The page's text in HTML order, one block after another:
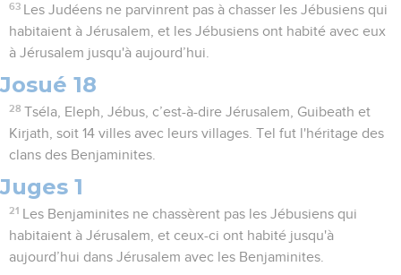
63
Les Judéens ne parvinrent pas à chasser les Jébusiens qui
habitaient à Jérusalem, et les Jébusiens ont habité avec eux
à Jérusalem jusqu'à aujourd’hui.
Josué 18
28 Tséla, Eleph, Jébus, c’est-à-dire Jérusalem, Guibeath et
Kirjath, soit 14 villes avec leurs villages. Tel fut l'héritage des
clans des Benjaminites.
Juges 1
21
Les Benjaminites ne chassèrent pas les Jébusiens qui
habitaient à Jérusalem, et ceux-ci ont habité jusqu'à
aujourd’hui dans Jérusalem avec les Benjaminites.